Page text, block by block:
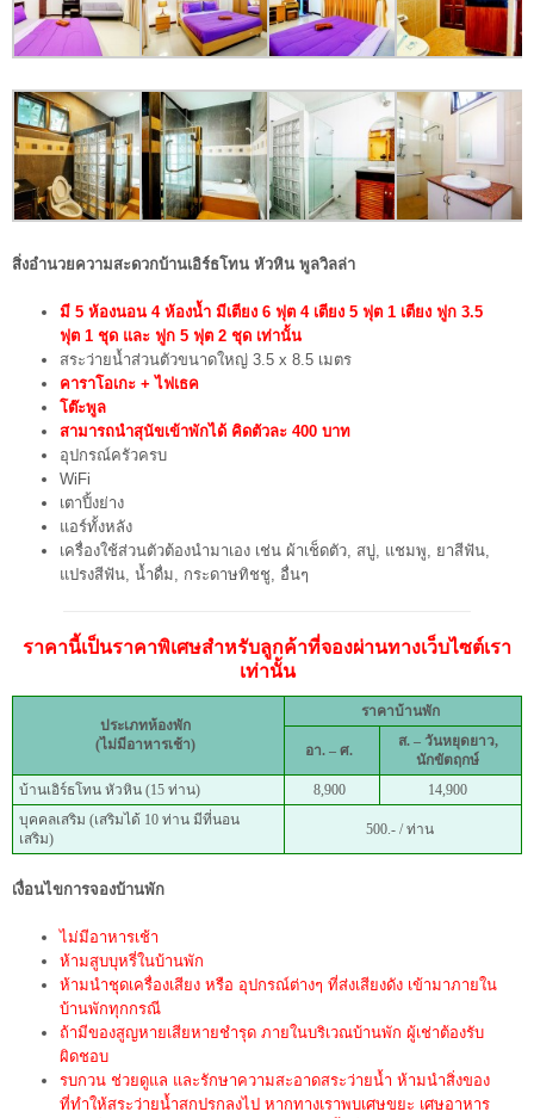
สิ่งอำนวยความสะดวกบ้านเอิร์ธโทน หัวหิน พูลวิลล่า
มี 5 ห้องนอน 4 ห้องน้ำ มีเตียง 6 ฟุต 4 เตียง 5 ฟุต 1 เตียง ฟูก 3.5
ฟุต 1 ชุด และ ฟูก 5 ฟุต 2 ชุด เท่านั้น
สระว่ายน้ำส่วนตัวขนาดใหญ่ 3.5 x 8.5 เมตร
คาราโอเกะ + ไฟเธค
โต๊ะพูล
สามารถนำสุนัขเข้าพักได้ คิดตัวละ 400 บาท
อุปกรณ์ครัวครบ
WiFi
เตาปิ้งย่าง
แอร์ทั้งหลัง
เครื่องใช้ส่วนตัวต้องนำมาเอง เช่น ผ้าเช็ดตัว, สบู่, แชมพู, ยาสีฟัน,
แปรงสีฟัน, น้ำดื่ม, กระดาษทิชชู, อื่นๆ
ราคานี้เป็นราคาพิเศษสำหรับลูกค้าที่จองผ่านทางเว็บไซต์เรา
เท่านั้น
ประเภทห้องพัก
(ไม่มีอาหารเช้า)
ราคาบ้านพัก
อา. – ศ.
ส. – วันหยุดยาว,
นักขัตฤกษ์
บ้านเอิร์ธโทน หัวหิน (15 ท่าน)
8,900
14,900
บุคคลเสริม (เสริมได้ 10 ท่าน มีที่นอน
เสริม)
500.- / ท่าน
เงื่อนไขการจองบ้านพัก
ไม่มีอาหารเช้า
ห้ามสูบบุหรี่ในบ้านพัก
ห้ามนำชุดเครื่องเสียง หรือ อุปกรณ์ต่างๆ ที่ส่งเสียงดัง เข้ามาภายใน
บ้านพักทุกกรณี
ถ้ามีของสูญหายเสียหายชำรุด ภายในบริเวณบ้านพัก ผู้เช่าต้องรับ
ผิดชอบ
รบกวน ช่วยดูแล และรักษาความสะอาดสระว่ายน้ำ ห้ามนำสิ่งของ
ที่ทำให้สระว่ายน้ำสกปรกลงไป หากทางเราพบเศษขยะ เศษอาหาร